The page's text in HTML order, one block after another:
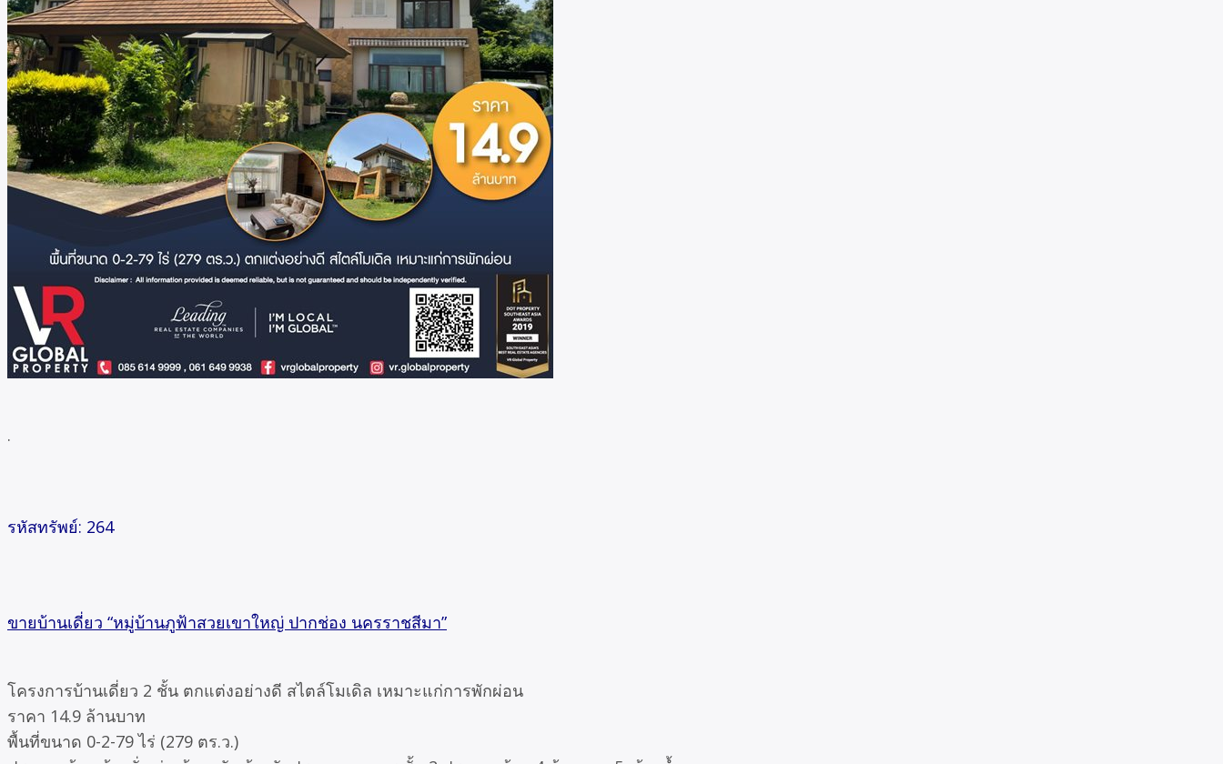
.
รหัสทรัพย์: 264
ขายบ้านเดี่ยว “หมู่บ้านภูฟ้าสวยเขาใหญ่ ปากช่อง นครราชสีมา”
โครงการบ้านเดี่ยว 2 ชั้น ตกแต่งอย่างดี สไตล์โมเดิล เหมาะแก่การพักผ่อน
ราคา 14.9 ล้านบาท
พื้นที่ขนาด 0-2-79 ไร่ (279 ตร.ว.)